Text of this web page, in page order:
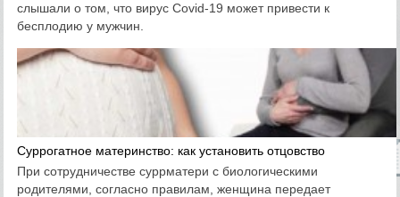
слышали о том, что вирус Covid-19 может привести к
бесплодию у мужчин.
Суррогатное материнство: как установить отцовство
При сотрудничестве суррматери с биологическими
родителями, согласно правилам, женщина передает